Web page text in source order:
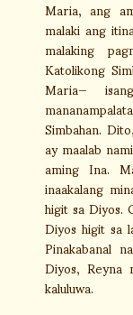
Maria, ang
malaki ang
malaking
Katolikong
Maria—
Simbahan.
ay maalab
aming Ina.
inaakalang
higit sa Diyos.
Diyos higit sa
Pinakabanal
Diyos,
kaluluwa.